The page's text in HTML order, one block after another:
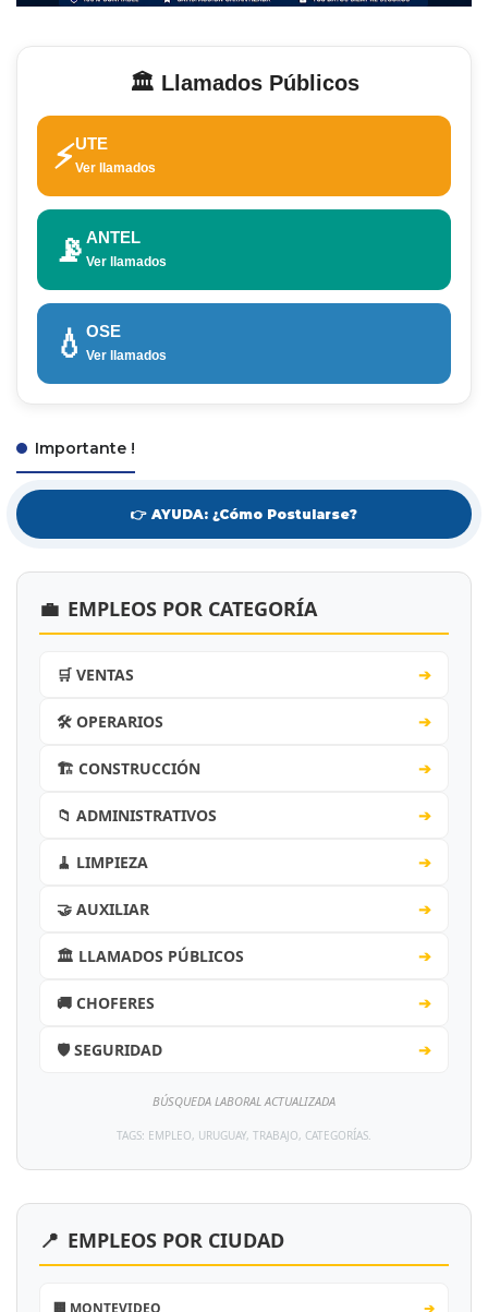
🏛️ Llamados Públicos
⚡UTE
Ver llamados
📡 ANTEL
Ver llamados
💧 OSE
Ver llamados
Importante !
👉 AYUDA: ¿Cómo Postularse?
💼 EMPLEOS POR CATEGORÍA
🛒 VENTAS ➔
🛠️ OPERARIOS ➔
🏗️ CONSTRUCCIÓN ➔
📁 ADMINISTRATIVOS ➔
🧹 LIMPIEZA ➔
🤝 AUXILIAR ➔
🏛️ LLAMADOS PÚBLICOS ➔
🚚 CHOFERES ➔
🛡️ SEGURIDAD ➔
BÚSQUEDA LABORAL ACTUALIZADA
TAGS: EMPLEO, URUGUAY, TRABAJO, CATEGORÍAS.
📍 EMPLEOS POR CIUDAD